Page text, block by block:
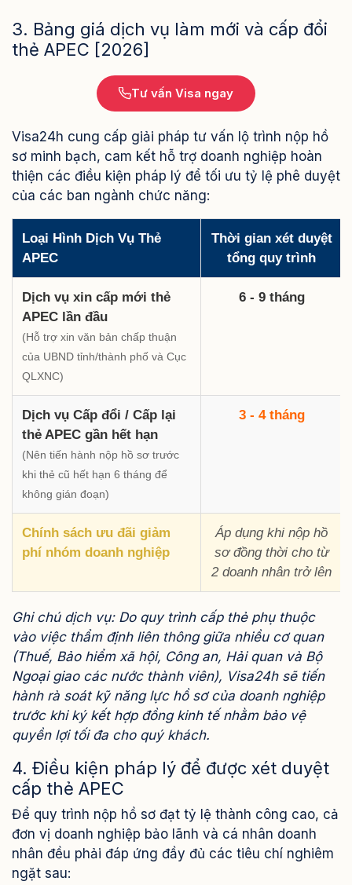
3. Bảng giá dịch vụ làm mới và cấp đổi
thẻ APEC [2026]
Tư vấn Visa ngay
Visa24h cung cấp giải pháp tư vấn lộ trình nộp hồ
sơ minh bạch, cam kết hỗ trợ doanh nghiệp hoàn
thiện các điều kiện pháp lý để tối ưu tỷ lệ phê duyệt
của các ban ngành chức năng:
Loại Hình Dịch Vụ Thẻ
APEC
Thời gian xét duyệt
tổng quy trình
Dịch vụ xin cấp mới thẻ
APEC lần đầu
(Hỗ trợ xin văn bản chấp thuận
của UBND tỉnh/thành phố và Cục
QLXNC)
6 - 9 tháng
Dịch vụ Cấp đổi / Cấp lại
thẻ APEC gần hết hạn
(Nên tiến hành nộp hồ sơ trước
khi thẻ cũ hết hạn 6 tháng để
không gián đoạn)
3 - 4 tháng
Chính sách ưu đãi giảm
phí nhóm doanh nghiệp
Áp dụng khi nộp hồ
sơ đồng thời cho từ
2 doanh nhân trở lên
Ghi chú dịch vụ: Do quy trình cấp thẻ phụ thuộc
vào việc thẩm định liên thông giữa nhiều cơ quan
(Thuế, Bảo hiểm xã hội, Công an, Hải quan và Bộ
Ngoại giao các nước thành viên), Visa24h sẽ tiến
hành rà soát kỹ năng lực hồ sơ của doanh nghiệp
trước khi ký kết hợp đồng kinh tế nhằm bảo vệ
quyền lợi tối đa cho quý khách.
4. Điều kiện pháp lý để được xét duyệt
cấp thẻ APEC
Để quy trình nộp hồ sơ đạt tỷ lệ thành công cao, cả
đơn vị doanh nghiệp bảo lãnh và cá nhân doanh
nhân đều phải đáp ứng đầy đủ các tiêu chí nghiêm
ngặt sau: